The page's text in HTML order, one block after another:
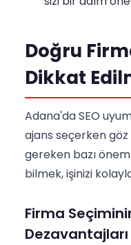
Doğru
Dikkat
Adana'da SEO
ajans seçerken
gereken bazı
bilmek, işinizi
Firma
Dezavantajları